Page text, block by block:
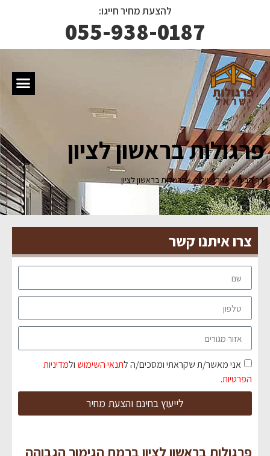
להצעת מחיר חייגו:
055-938-0187
פרגולות בראשון לציון
דף הבית»אזורי שירות»פרגולות בראשון לציון
צרו איתנו קשר
אני מאשר/ת שקראתי ומסכים/ה לתנאי השימוש ולמדיניות
הפרטיות.
לייעוץ בחינם והצעת מחיר